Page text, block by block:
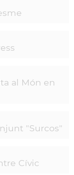
al Món en
"Surcos"
Cívic